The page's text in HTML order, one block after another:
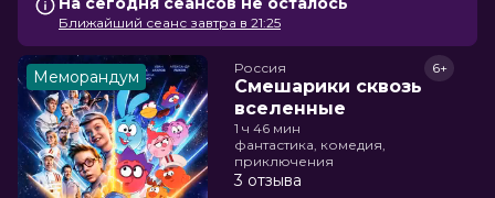
Ближайший сеанс завтра в 21:25
Меморандум Россия
Смешарики сквозь
вселенные
6+
1 ч 46 мин
фантастика, комедия,
приключения
3 отзыва